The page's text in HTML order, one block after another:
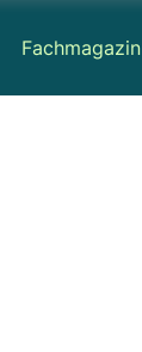
Fachmagazin